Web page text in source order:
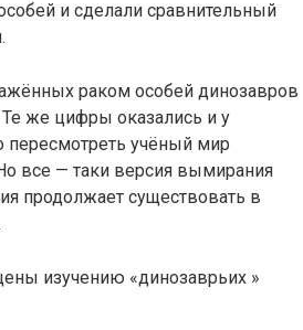
и сделали сравнительный
раком особей динозавров
Те же цифры оказались и у
пересмотреть учёный мир
все — таки версия вымирания
продолжает существовать в
изучению «динозаврьих »